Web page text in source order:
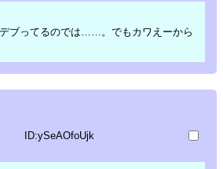
ブってるのでは……。でもカワえーから
ID:ySeAOfoUjk